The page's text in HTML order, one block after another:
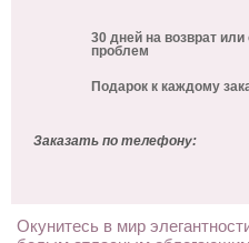
30 дней на возврат
проблем
Подарок к каждому
Заказать по телефону:
Окунитесь в мир